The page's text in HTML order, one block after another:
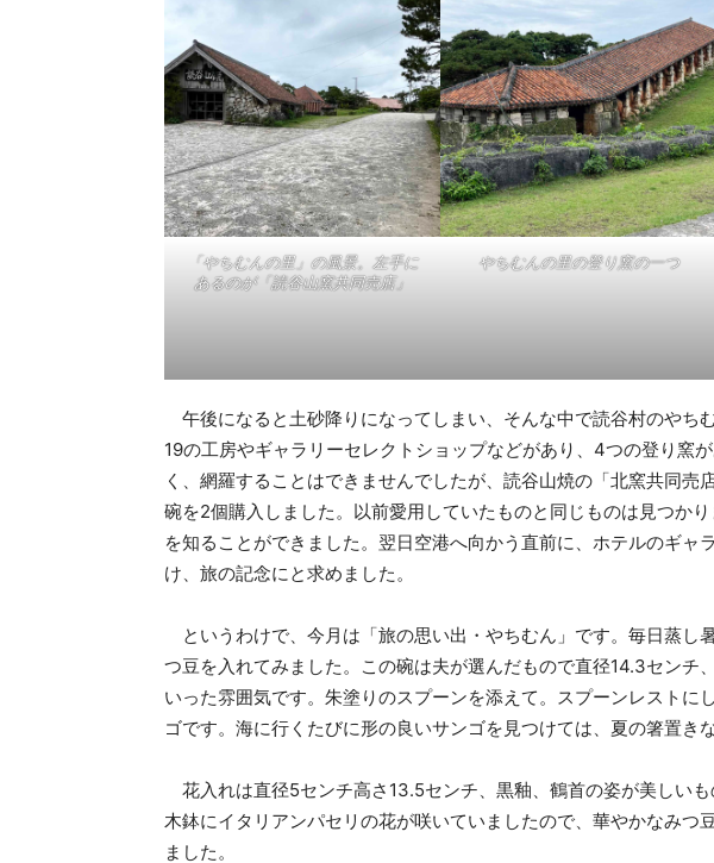
「やちむんの里」の風景。左手に
あるのが「読谷山窯共同売店」
やちむんの里の登り窯の一つ
午後になると土砂降りになってしまい、そんな中で読谷村のやち
19の工房やギャラリーセレクトショップなどがあり、4つの登り窯
く、網羅することはできませんでしたが、読谷山焼の「北窯共同売
碗を2個購入しました。以前愛用していたものと同じものは見つか
を知ることができました。翌日空港へ向かう直前に、ホテルのギャ
け、旅の記念にと求めました。
というわけで、今月は「旅の思い出・やちむん」です。毎日蒸し
つ豆を入れてみました。この碗は夫が選んだもので直径14.3センチ
いった雰囲気です。朱塗りのスプーンを添えて。スプーンレストに
ゴです。海に行くたびに形の良いサンゴを見つけては、夏の箸置き
花入れは直径5センチ高さ13.5センチ、黒釉、鶴首の姿が美しい
木鉢にイタリアンパセリの花が咲いていましたので、華やかなみつ
ました。